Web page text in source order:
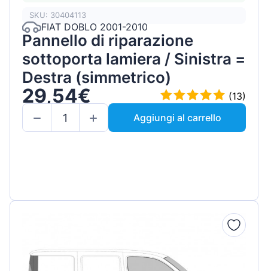
SKU: 30404113
FIAT DOBLO 2001-2010
Pannello di riparazione
sottoporta lamiera / Sinistra =
Destra (simmetrico)
29,54€
(13)
Aggiungi al carrello